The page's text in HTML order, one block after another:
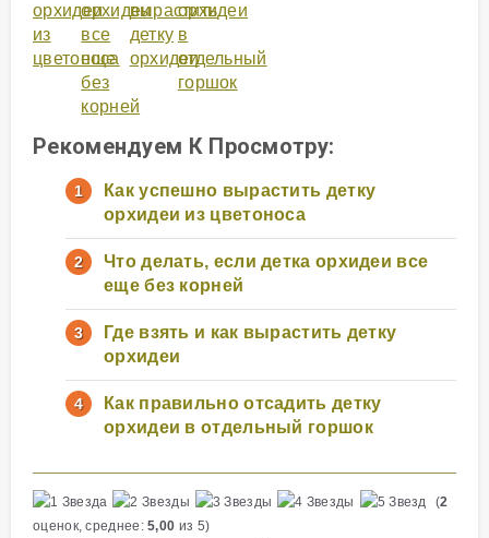
орхидеи
из
цветоноса
орхидеи
все
еще
без
корней
вырастить
детку
орхидеи
орхидеи
в
отдельный
горшок
Рекомендуем К Просмотру:
Как успешно вырастить детку
орхидеи из цветоноса
Что делать, если детка орхидеи все
еще без корней
Где взять и как вырастить детку
орхидеи
Как правильно отсадить детку
орхидеи в отдельный горшок
(2
оценок, среднее:5,00 из 5)